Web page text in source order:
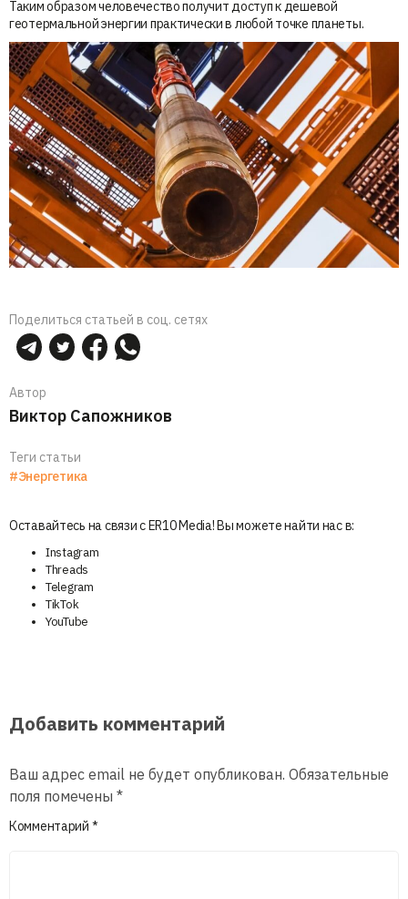
Таким образом человечество получит доступ к дешевой
геотермальной энергии практически в любой точке планеты.
Поделиться статьей в соц. сетях
Автор
Виктор Сапожников
Теги статьи
#Энергетика
Оставайтесь на связи с ER10 Media! Вы можете найти нас в:
Instagram
Threads
Telegram
TikTok
YouTube
Добавить комментарий
Ваш адрес email не будет опубликован. Обязательные
поля помечены *
Комментарий *